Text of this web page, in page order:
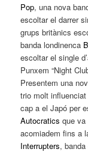
Pop, una nova
escoltar el darrer
grups britànics
banda londinenca
escoltar el single
Punxem “Night
Presentem una
trio molt
cap a el Japó per
Autocratics que va
acomiadem fins a
Interrupters,